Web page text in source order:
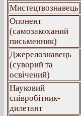
Мистецтвознавець
Опонент
(самозакоханий
письменник)
Джерелознавець
(суворий та
освічений)
Науковий
співробітник-
дилетант